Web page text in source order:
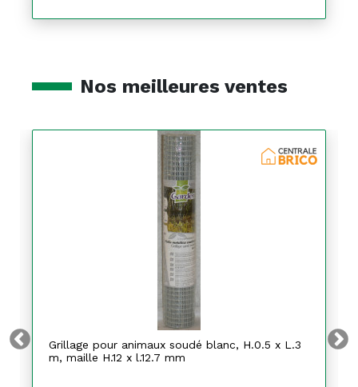
Nos meilleures ventes
Grillage pour animaux soudé blanc, H.0.5 x L.3
m, maille H.12 x l.12.7 mm